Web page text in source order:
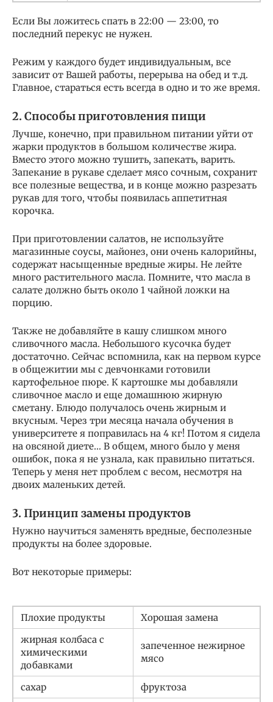
Если Вы ложитесь спать в 22:00 — 23:00, то
последний перекус не нужен.
Режим у каждого будет индивидуальным, все
зависит от Вашей работы, перерыва на обед и т.д.
Главное, стараться есть всегда в одно и то же время.
2. Способы приготовления пищи
Лучше, конечно, при правильном питании уйти от
жарки продуктов в большом количестве жира.
Вместо этого можно тушить, запекать, варить.
Запекание в рукаве сделает мясо сочным, сохранит
все полезные вещества, и в конце можно разрезать
рукав для того, чтобы появилась аппетитная
корочка.
При приготовлении салатов, не используйте
магазинные соусы, майонез, они очень калорийны,
содержат насыщенные вредные жиры. Не лейте
много растительного масла. Помните, что масла в
салате должно быть около 1 чайной ложки на
порцию.
Также не добавляйте в кашу слишком много
сливочного масла. Небольшого кусочка будет
достаточно. Сейчас вспомнила, как на первом курсе
в общежитии мы с девчонками готовили
картофельное пюре. К картошке мы добавляли
сливочное масло и еще домашнюю жирную
сметану. Блюдо получалось очень жирным и
вкусным. Через три месяца начала обучения в
университете я поправилась на 4 кг! Потом я сидела
на овсяной диете… В общем, много было у меня
ошибок, пока я не узнала, как правильно питаться.
Теперь у меня нет проблем с весом, несмотря на
двоих маленьких детей.
3. Принцип замены продуктов
Нужно научиться заменять вредные, бесполезные
продукты на более здоровые.
Вот некоторые примеры:
Плохие продукты
Хорошая замена
жирная колбаса с
химическими
добавками
запеченное нежирное
мясо
сахар фруктоза